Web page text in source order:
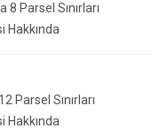
Parsel Sınırları
Hakkında
Parsel Sınırları
Hakkında